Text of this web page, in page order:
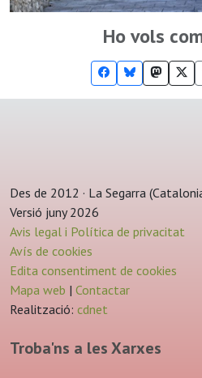
Ho vols
Des de 2012 · La Segarra
Versió juny 2026
Avis legal i Política de privacitat
Avís de cookies
Edita consentiment de cookies
Mapa web | Contactar
Realització: cdnet
Troba'ns a les Xarxes